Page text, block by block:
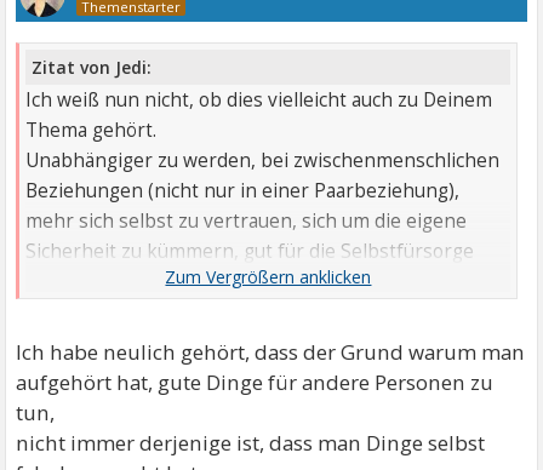
Zitat von Jedi:
Ich weiß nun nicht, ob dies vielleicht auch zu Deinem
Thema gehört.
Unabhängiger zu werden, bei zwischenmenschlichen
Beziehungen (nicht nur in einer Paarbeziehung),
mehr sich selbst zu vertrauen, sich um die eigene
Sicherheit zu kümmern, gut für die Selbstfürsorge
zu sorgen, auch sich seiner Selbstwirksamkeit
schaffen, was die eigenen Bedürfnisse betrifft u. wie
man zwischenmenschliche Beziehungen
zufriedenstellend gestalten kann.
Ich habe neulich gehört, dass der Grund warum man
aufgehört hat, gute Dinge für andere Personen zu
tun,
nicht immer derjenige ist, dass man Dinge selbst